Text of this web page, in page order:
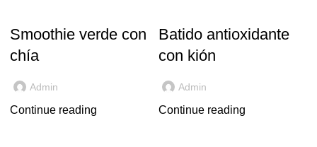
Smoothie verde con
chía
Admin
Continue reading
Batido antioxidante
con kión
Admin
Continue reading